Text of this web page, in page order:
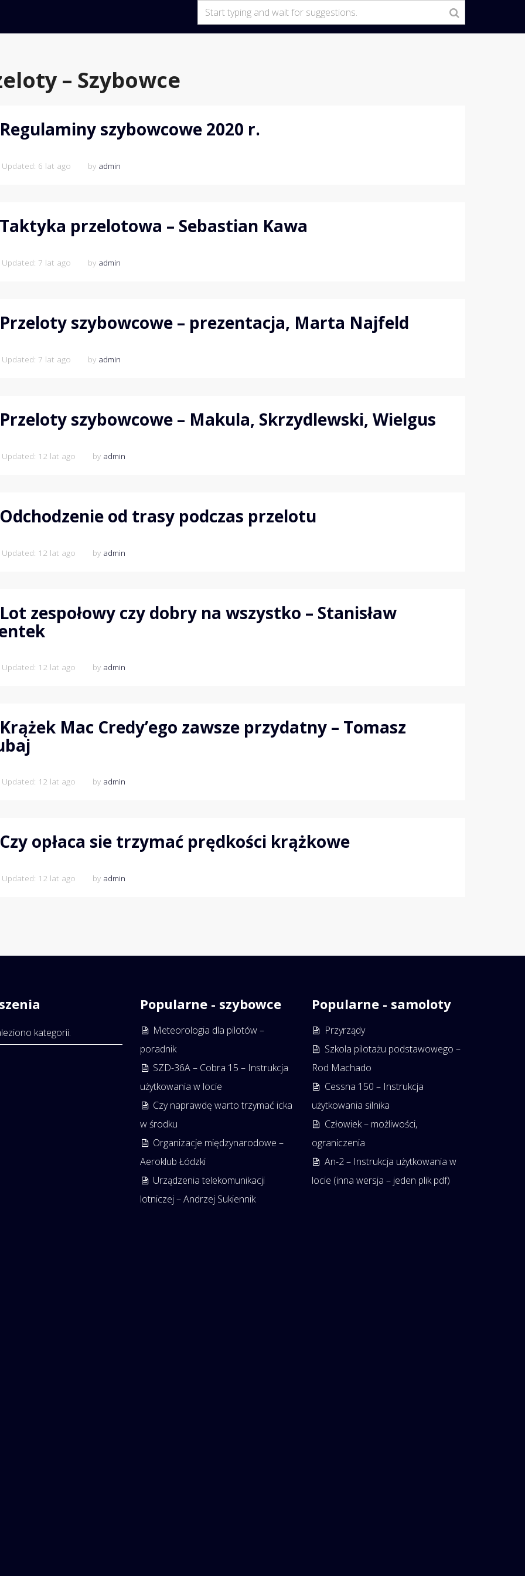
– Szybowce
Regulaminy szybowcowe 2020 r.
Updated: 6 lat ago by admin
Taktyka przelotowa – Sebastian Kawa
Updated: 7 lat ago by admin
Przeloty szybowcowe – prezentacja, Marta Najfeld
Updated: 7 lat ago by admin
Przeloty szybowcowe – Makula, Skrzydlewski, Wielgus
Updated: 12 lat ago by admin
Odchodzenie od trasy podczas przelotu
Updated: 12 lat ago by admin
Lot zespołowy czy dobry na wszystko – Stanisław
Updated: 12 lat ago by admin
Krążek Mac Credy’ego zawsze przydatny – Tomasz
Updated: 12 lat ago by admin
Czy opłaca sie trzymać prędkości krążkowe
Updated: 12 lat ago by admin
kategorii.
Popularne - szybowce
Meteorologia dla pilotów –
poradnik
SZD-36A – Cobra 15 – Instrukcja
użytkowania w locie
Czy naprawdę warto trzymać icka
w środku
Organizacje międzynarodowe –
Aeroklub Łódzki
Urządzenia telekomunikacji
lotniczej – Andrzej Sukiennik
Popularne - samoloty
Przyrządy
Szkola pilotażu podstawowego –
Rod Machado
Cessna 150 – Instrukcja
użytkowania silnika
Człowiek – możliwości,
ograniczenia
An-2 – Instrukcja użytkowania w
locie (inna wersja – jeden plik pdf)